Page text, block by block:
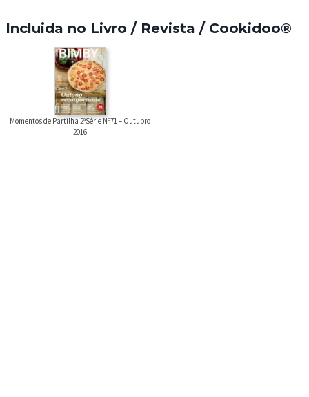
Incluida no Livro / Revista / Cookidoo®
Momentos de Partilha 2ªSérie Nº71 – Outubro
2016